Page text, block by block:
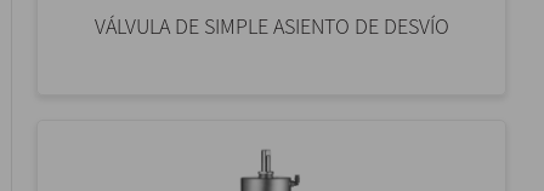
VÁLVULA DE SIMPLE ASIENTO DE DESVÍO